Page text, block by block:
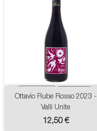
Ottavio Rube Rosso 2023 -
Valli Unite
Prix
12,50 €